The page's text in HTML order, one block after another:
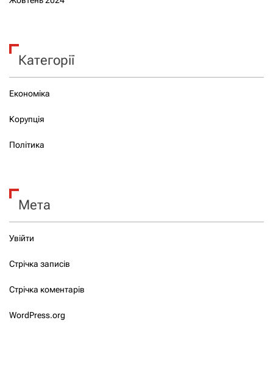
Категорії
Економіка
Корупція
Політика
Мета
Увійти
Стрічка записів
Стрічка коментарів
WordPress.org